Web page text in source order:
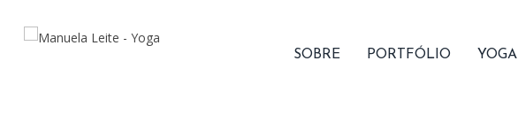
SOBRE PORTFÓLIO YOGA